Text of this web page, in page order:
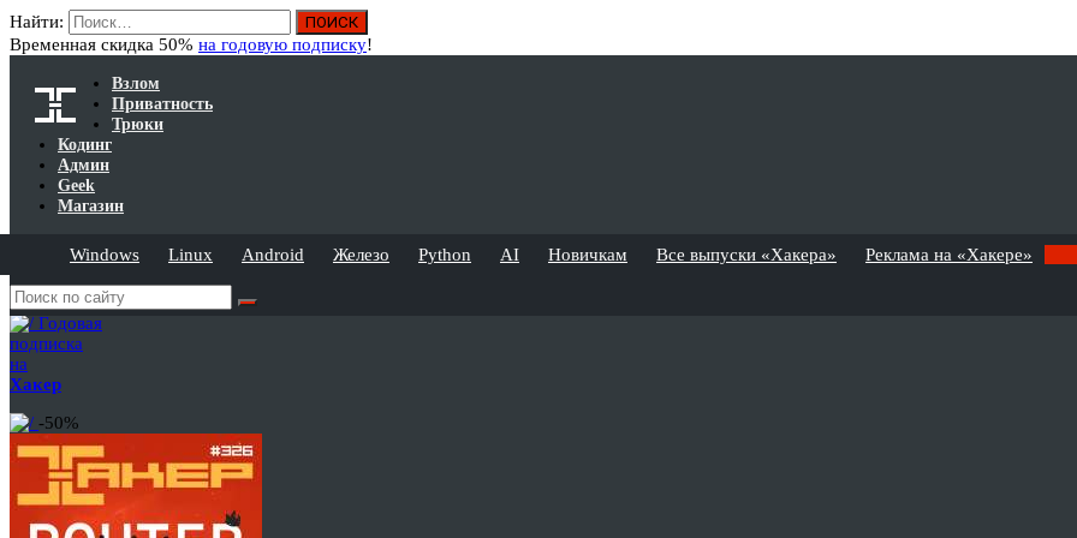
Найти:
Временная скидка 50% на годовую подписку!
Взлом
Приватность
Трюки
Кодинг
Админ
Geek
Магазин
Windows Linux Android Железо Python AI Новичкам Все выпуски «Хакера» Реклама на «Хакере»
Годовая
подписка
на
Хакер
-50%